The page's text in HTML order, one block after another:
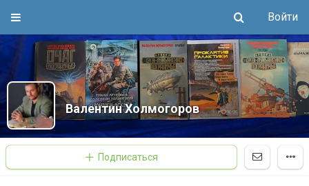
Войти
Валентин Холмогоров
Подписаться